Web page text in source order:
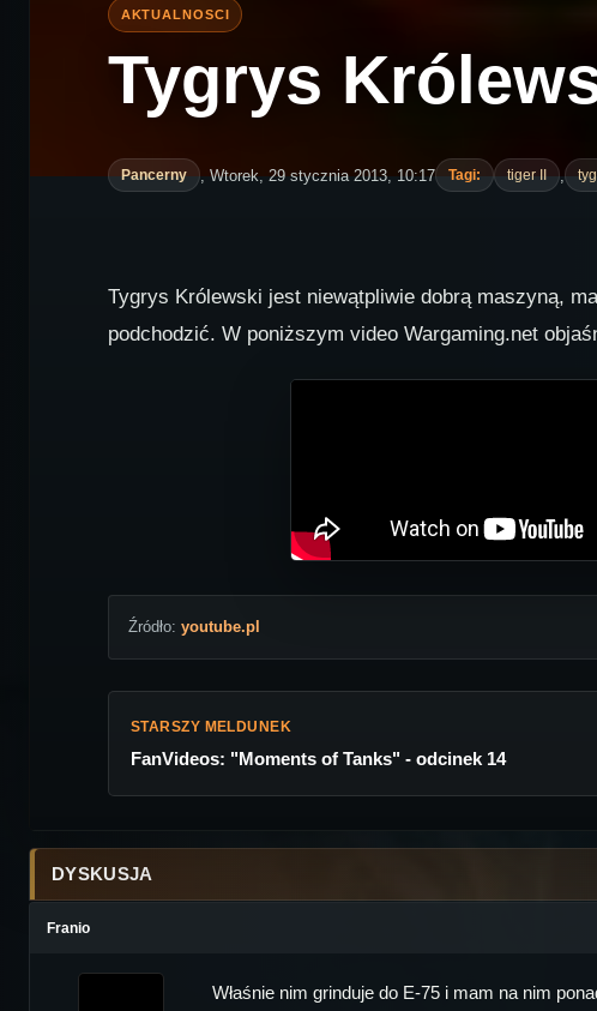
Tygrys
Pancerny , Wtorek, 29 stycznia 2013, 10:17 Tagi: tiger II ,
Tygrys Królewski jest niewątpliwie dobrą maszyną,
podchodzić. W poniższym video Wargaming.net
Źródło: youtube.pl
STARSZY MELDUNEK
FanVideos: "Moments of Tanks" - odcinek 14
DYSKUSJA
Franio
Właśnie nim grinduje do E-75 i mam na nim